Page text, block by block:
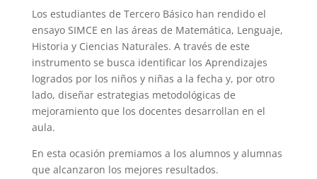
Los estudiantes de Tercero Básico han rendido el
ensayo SIMCE en las áreas de Matemática, Lenguaje,
Historia y Ciencias Naturales. A través de este
instrumento se busca identificar los Aprendizajes
logrados por los niños y niñas a la fecha y, por otro
lado, diseñar estrategias metodológicas de
mejoramiento que los docentes desarrollan en el
aula.
En esta ocasión premiamos a los alumnos y alumnas
que alcanzaron los mejores resultados.